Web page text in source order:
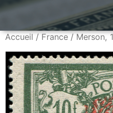
Accueil/France/ Merson,